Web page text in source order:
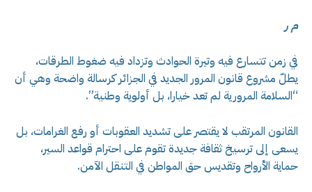
م ر
في زمن تتسارع فيه وتيرة الحوادث وتزداد فيه ضغوط الطرقات،
يطلّ مشروع قانون المرور الجديد في الجزائر كرسالة واضحة وهي أن
“السلامة المرورية لم تعد خيارا، بل أولوية وطنية”.
القانون المرتقب لا يقتصر على تشديد العقوبات أو رفع الغرامات، بل
يسعى إلى ترسيخ ثقافة جديدة تقوم على احترام قواعد السير،
حماية الأرواح وتقديس حق المواطن في التنقل الآمن.